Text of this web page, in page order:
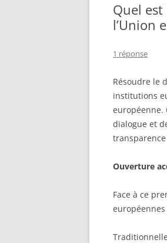
Quel
l’Union
1 réponse
Résoudre le
institutions
européenne.
dialogue et
transparence
Ouverture
Face à ce